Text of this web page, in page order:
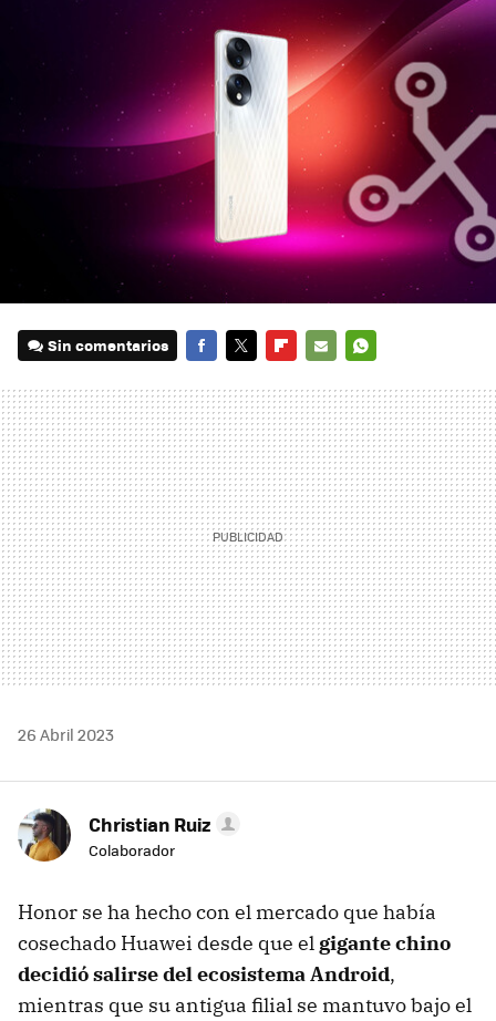
Sin comentarios
MAIL
26 Abril 2023
Christian Ruiz
Colaborador
Honor se ha hecho con el mercado que había
cosechado Huawei desde que el gigante chino
decidió salirse del ecosistema Android,
mientras que su antigua filial se mantuvo bajo el